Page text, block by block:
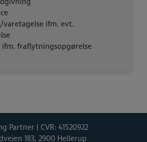
varetagelse ifm. evt.
ifm. fraflytningsopgørelse
Partner | CVR: 41520922
183, 2900 Hellerup